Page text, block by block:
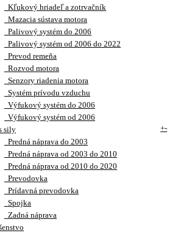
Kľukový hriadeľ a zotrvačník
Mazacia sústava motora
Palivový systém do 2006
Palivový systém od 2006 do 2022
Prevod remeňa
Rozvod motora
Senzory riadenia motora
Systém prívodu vzduchu
Výfukový systém do 2006
Výfukový systém od 2006
sily
+-
Predná náprava do 2003
Predná náprava od 2003 do 2010
Predná náprava od 2010 do 2020
Prevodovka
Prídavná prevodovka
Spojka
Zadná náprava